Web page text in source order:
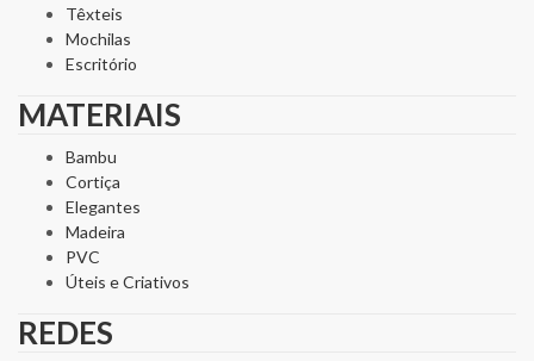
Têxteis
Mochilas
Escritório
MATERIAIS
Bambu
Cortiça
Elegantes
Madeira
PVC
Úteis e Criativos
REDES